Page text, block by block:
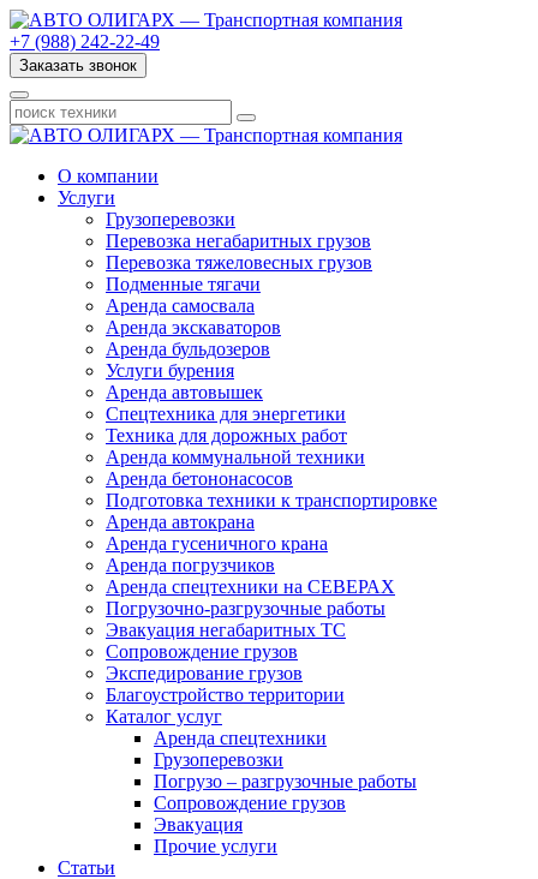
+7 (988) 242-22-49
Заказать звонок
О компании
Услуги
Грузоперевозки
Перевозка негабаритных грузов
Перевозка тяжеловесных грузов
Подменные тягачи
Аренда самосвала
Аренда экскаваторов
Аренда бульдозеров
Услуги бурения
Аренда автовышек
Спецтехника для энергетики
Техника для дорожных работ
Аренда коммунальной техники
Аренда бетононасосов
Подготовка техники к транспортировке
Аренда автокрана
Аренда гусеничного крана
Аренда погрузчиков
Аренда спецтехники на СЕВЕРАХ
Погрузочно-разгрузочные работы
Эвакуация негабаритных ТС
Сопровождение грузов
Экспедирование грузов
Благоустройство территории
Каталог услуг
Аренда спецтехники
Грузоперевозки
Погрузо – разгрузочные работы
Сопровождение грузов
Эвакуация
Прочие услуги
Статьи